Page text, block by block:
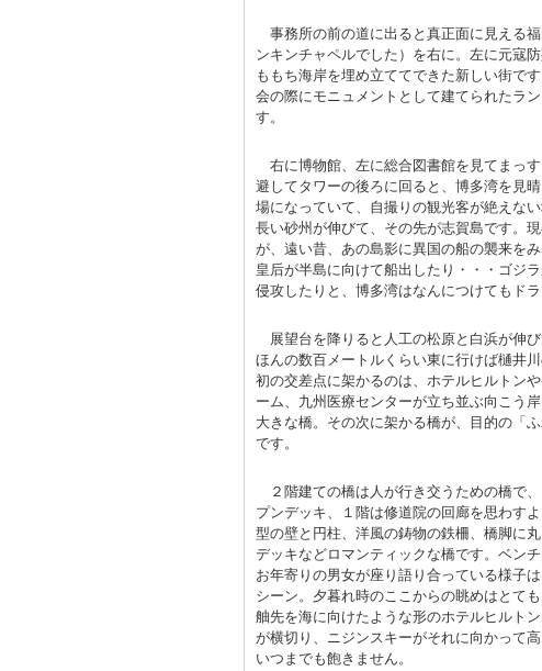
事務所の前の道に出ると真正面に見える
ンキンチャペルでした）を右に。左に元寇
ももち海岸を埋め立ててできた新しい街で
会の際にモニュメントとして建てられたラ
す。
右に博物館、左に総合図書館を見てまっ
避してタワーの後ろに回ると、博多湾を見
場になっていて、自撮りの観光客が絶えな
長い砂州が伸びて、その先が志賀島です。
が、遠い昔、あの島影に異国の船の襲来を
皇后が半島に向けて船出したり・・・ゴジ
侵攻したりと、博多湾はなんにつけてもドラ
展望台を降りると人工の松原と白浜が伸び
ほんの数百メートルくらい東に行けば樋井
初の交差点に架かるのは、ホテルヒルトン
ーム、九州医療センターが立ち並ぶ向こう
大きな橋。その次に架かる橋が、目的の「ふ
です。
２階建ての橋は人が行き交うための橋で
プンデッキ、１階は修道院の回廊を思わす
型の壁と円柱、洋風の鋳物の鉄柵、橋脚に
デッキなどロマンティックな橋です。ベン
お年寄りの男女が座り語り合っている様子
シーン。夕暮れ時のここからの眺めはとても
舳先を海に向けたような形のホテルヒルト
が横切り、ニジンスキーがそれに向かって
いつまでも飽きません。